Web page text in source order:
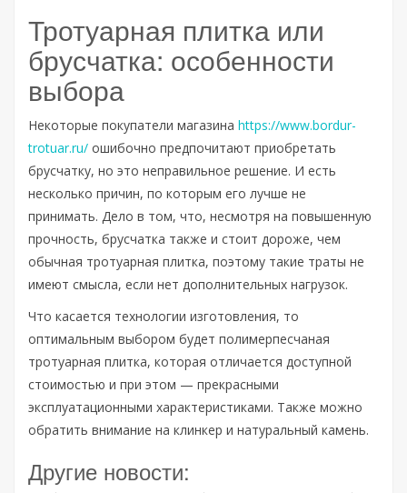
Тротуарная плитка или
брусчатка: особенности
выбора
Некоторые покупатели магазина https://www.bordur-
trotuar.ru/ ошибочно предпочитают приобретать
брусчатку, но это неправильное решение. И есть
несколько причин, по которым его лучше не
принимать. Дело в том, что, несмотря на повышенную
прочность, брусчатка также и стоит дороже, чем
обычная тротуарная плитка, поэтому такие траты не
имеют смысла, если нет дополнительных нагрузок.
Что касается технологии изготовления, то
оптимальным выбором будет полимерпесчаная
тротуарная плитка, которая отличается доступной
стоимостью и при этом — прекрасными
эксплуатационными характеристиками. Также можно
обратить внимание на клинкер и натуральный камень.
Другие новости: